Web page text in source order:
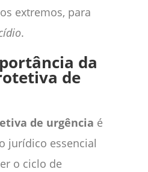
extremos, para
.
da
de
de urgência é
jurídico essencial
o ciclo de